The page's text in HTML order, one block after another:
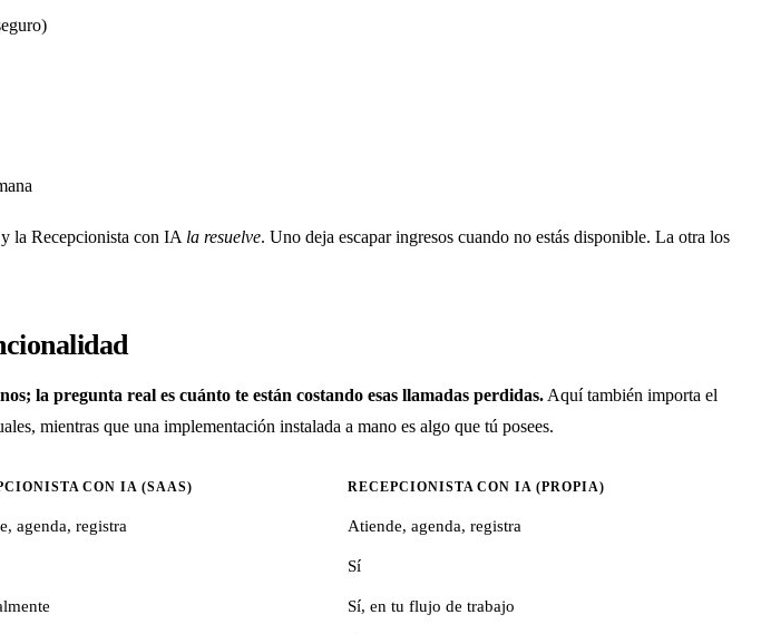
y la Recepcionista con IA la resuelve. Uno deja escapar ingresos cuando no estás disponible. La otra los
la pregunta real es cuánto te están costando esas llamadas perdidas.Aquí también importa el
mientras que una implementación instalada a mano es algo que tú posees.
CON IA (SAAS) RECEPCIONISTA CON IA (PROPIA)
agenda, registra Atiende, agenda, registra
Sí
Sí, en tu flujo de trabajo